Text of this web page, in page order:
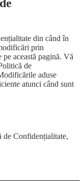
din când în
prin
această pagină. Vă
de
aduse
atunci când sunt
de Confidențialitate,